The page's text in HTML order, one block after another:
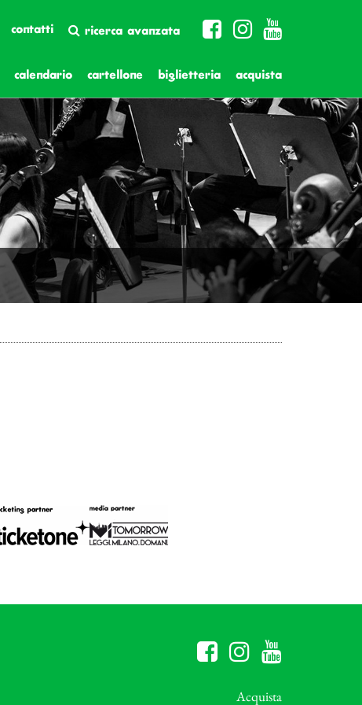
contatti ricerca avanzata
calendario cartellone biglietteria acquista
Acquista